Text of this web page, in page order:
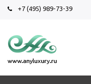
+7 (495) 989-73-39